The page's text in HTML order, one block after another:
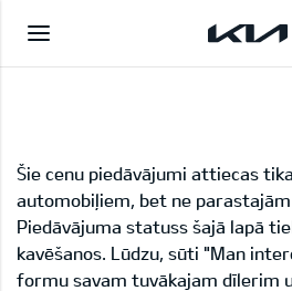
Šie cenu piedāvājumi attiecas
automobiļiem, bet ne parastajām
Piedāvājuma statuss šajā lapā
kavēšanos. Lūdzu, sūti "Man
formu savam tuvākajam dīlerim